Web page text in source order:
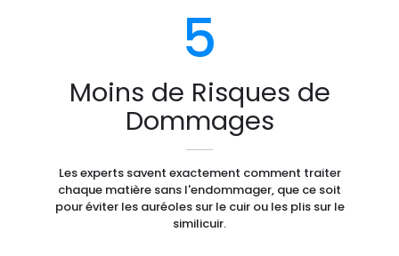
5
Moins de Risques de
Dommages
Les experts savent exactement comment traiter
chaque matière sans l'endommager, que ce soit
pour éviter les auréoles sur le cuir ou les plis sur le
similicuir.